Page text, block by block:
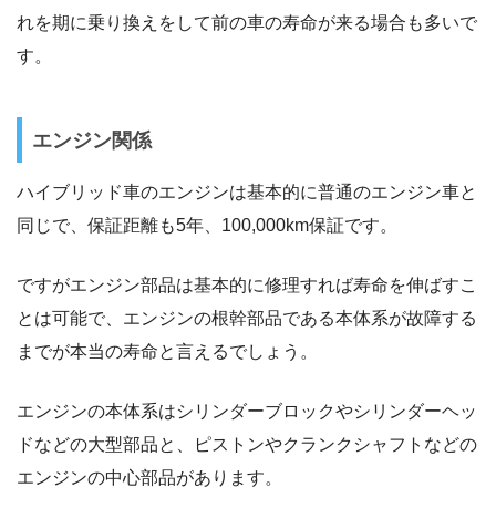
れを期に乗り換えをして前の車の寿命が来る場合も多いで
す。
エンジン関係
ハイブリッド車のエンジンは基本的に普通のエンジン車と
同じで、保証距離も5年、100,000km保証です。
ですがエンジン部品は基本的に修理すれば寿命を伸ばすこ
とは可能で、エンジンの根幹部品である本体系が故障する
までが本当の寿命と言えるでしょう。
エンジンの本体系はシリンダーブロックやシリンダーヘッ
ドなどの大型部品と、ピストンやクランクシャフトなどの
エンジンの中心部品があります。